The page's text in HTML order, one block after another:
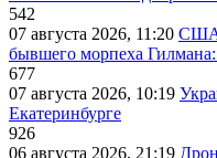
542
07 августа 2026, 11:20 США
бывшего морпеха
677
07 августа 2026, 10:19
Екатеринбурге
926
06 августа 2026, 21:19